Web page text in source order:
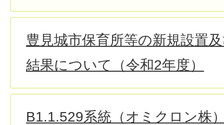
豊見城市保育所等の新規設置
結果について（令和2年度）
B1.1.529系統（オミクロン株